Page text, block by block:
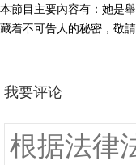
本節目主要內容有：她是
藏着不可告人的秘密，敬